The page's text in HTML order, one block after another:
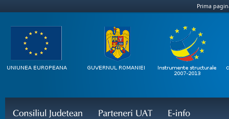
Prima
Consiliul Judetean Parteneri UAT E-info